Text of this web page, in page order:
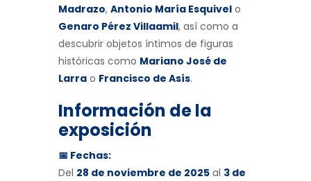
Madrazo, Antonio María Esquivel o
Genaro Pérez Villaamil, así como a
descubrir objetos íntimos de figuras
históricas como Mariano José de
Larra o Francisco de Asís.
Información de la
exposición
📅 Fechas:
Del 28 de noviembre de 2025 al 3 de